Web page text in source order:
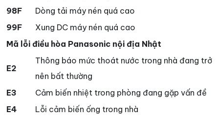
98F
Dòng tải máy nén quá cao
99F
Xung DC máy nén quá cao
Mã lỗi điều hòa Panasonic nội địa Nhật
E2
Thông báo mức thoát nước trong nhà đang trở
nên bất thường
E3
Cảm biến nhiệt trong phòng đang gặp vấn đề
E4
Lỗi cảm biến ống trong nhà